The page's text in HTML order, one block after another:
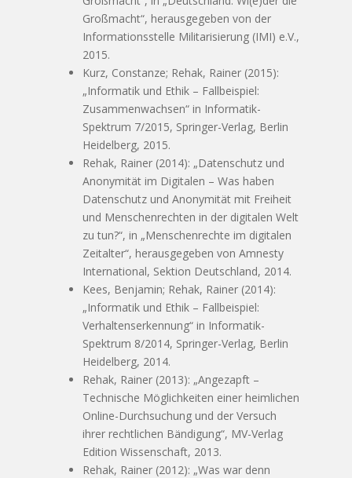
Großmacht“, herausgegeben von der
Informationsstelle Militarisierung (IMI) e.V.,
2015.
Kurz, Constanze; Rehak, Rainer (2015):
„Informatik und Ethik – Fallbeispiel:
Zusammenwachsen“ in Informatik-
Spektrum 7/2015, Springer-Verlag, Berlin
Heidelberg, 2015.
Rehak, Rainer (2014): „Datenschutz und
Anonymität im Digitalen – Was haben
Datenschutz und Anonymität mit Freiheit
und Menschenrechten in der digitalen Welt
zu tun?“, in „Menschenrechte im digitalen
Zeitalter“, herausgegeben von Amnesty
International, Sektion Deutschland, 2014.
Kees, Benjamin; Rehak, Rainer (2014):
„Informatik und Ethik – Fallbeispiel:
Verhaltenserkennung“ in Informatik-
Spektrum 8/2014, Springer-Verlag, Berlin
Heidelberg, 2014.
Rehak, Rainer (2013): „Angezapft –
Technische Möglichkeiten einer heimlichen
Online-Durchsuchung und der Versuch
ihrer rechtlichen Bändigung“, MV-Verlag
Edition Wissenschaft, 2013.
Rehak, Rainer (2012): „Was war denn